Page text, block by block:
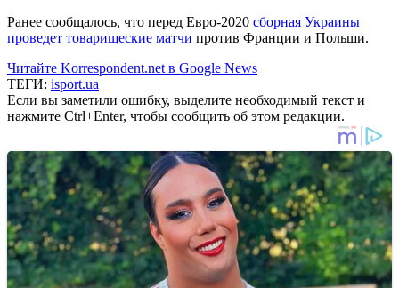
Ранее сообщалось, что перед Евро-2020 сборная Украины
проведет товарищеские матчи против Франции и Польши.
Читайте Korrespondent.net в Google News
ТЕГИ: isport.ua
Если вы заметили ошибку, выделите необходимый текст и
нажмите Ctrl+Enter, чтобы сообщить об этом редакции.